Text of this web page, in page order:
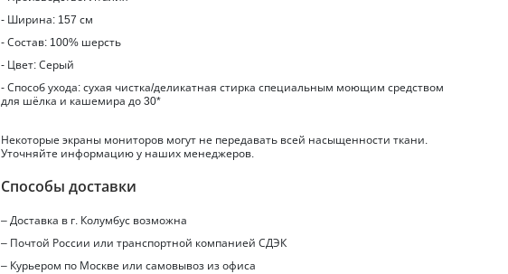
- Ширина: 157 см
- Состав: 100% шерсть
- Цвет: Серый
- Способ ухода: сухая чистка/деликатная стирка специальным моющим средством
для шёлка и кашемира до 30*
Некоторые экраны мониторов могут не передавать всей насыщенности ткани.
Уточняйте информацию у наших менеджеров.
Способы доставки
– Доставка в г. Колумбус возможна
– Почтой России или транспортной компанией СДЭК
– Курьером по Москве или самовывоз из офиса